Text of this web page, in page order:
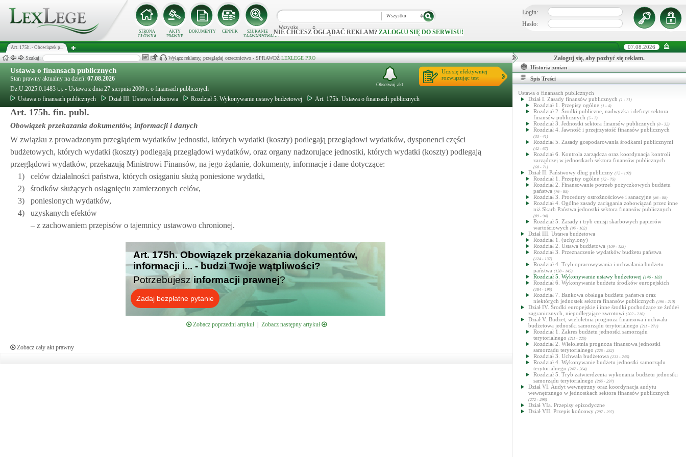
STRONA
GŁÓWNA
AKTY
PRAWNE
DOKUMENTY CENNIK
SZUKANIE
ZAAWANSOWANE
Wszystko
Wszystko
NIE CHCESZ OGLĄDAĆ REKLAM? ZALOGUJ SIĘ DO SERWISU!
Login:
Hasło:
Art. 175h. - Obowiązek p... 07.08.2026
Szukaj: Wyłącz reklamy, przeglądaj orzecznictwo - SPRAWDŹ LEXLEGE PRO
Ustawa o finansach publicznych
Stan prawny aktualny na dzień: 07.08.2026
Dz.U.2025.0.1483 t.j. - Ustawa z dnia 27 sierpnia 2009 r. o finansach publicznych
Ustawa o finansach publicznych
Dział III. Ustawa budżetowa Rozdział 5. Wykonywanie ustawy budżetowej Art. 175h. Ustawa o finansach publicznych
Ucz się efektywniej
rozwiązując test
Obserwuj akt
Art. 175h. fin. publ.
Obowiązek przekazania dokumentów, informacji i danych
W związku z prowadzonym przeglądem wydatków jednostki, których wydatki (koszty) podlegają przeglądowi wydatków, dysponenci części
budżetowych, których wydatki (koszty) podlegają przeglądowi wydatków, oraz organy nadzorujące jednostki, których wydatki (koszty) podlegają
przeglądowi wydatków, przekazują Ministrowi Finansów, na jego żądanie, dokumenty, informacje i dane dotyczące:
1)
celów działalności państwa, których osiąganiu służą poniesione wydatki,
2)
środków służących osiągnięciu zamierzonych celów,
3)
poniesionych wydatków,
4)
uzyskanych efektów
– z zachowaniem przepisów o tajemnicy ustawowo chronionej.
Art. 175h. Obowiązek przekazania dokumentów,
informacji i... - budzi Twoje wątpliwości?
Potrzebujesz informacji prawnej?
Zadaj bezpłatne pytanie
Zobacz poprzedni artykuł| Zobacz następny artykuł
Zobacz cały akt prawny
Zaloguj się, aby pozbyć się reklam.
Historia zmian
Spis Treści
Ustawa o finansach publicznych
Dział I. Zasady finansów publicznych (1 - 71)
Rozdział 1. Przepisy ogólne (1 - 4)
Rozdział 2. Środki publiczne, nadwyżka i deficyt sektora
finansów publicznych (5 - 7)
Rozdział 3. Jednostki sektora finansów publicznych (8 - 32)
Rozdział 4. Jawność i przejrzystość finansów publicznych
(33 - 41)
Rozdział 5. Zasady gospodarowania środkami publicznymi
(42 - 67)
Rozdział 6. Kontrola zarządcza oraz koordynacja kontroli
zarządczej w jednostkach sektora finansów publicznych
(68 - 71)
Dział II. Państwowy dług publiczny (72 - 102)
Rozdział 1. Przepisy ogólne (72 - 75)
Rozdział 2. Finansowanie potrzeb pożyczkowych budżetu
państwa (76 - 85)
Rozdział 3. Procedury ostrożnościowe i sanacyjne (86 - 88)
Rozdział 4. Ogólne zasady zaciągania zobowiązań przez inne
niż Skarb Państwa jednostki sektora finansów publicznych
(89 - 94)
Rozdział 5. Zasady i tryb emisji skarbowych papierów
wartościowych (95 - 102)
Dział III. Ustawa budżetowa
Rozdział 1. (uchylony)
Rozdział 2. Ustawa budżetowa (109 - 123)
Rozdział 3. Przeznaczenie wydatków budżetu państwa
(124 - 137)
Rozdział 4. Tryb opracowywania i uchwalania budżetu
państwa (138 - 145)
Rozdział 5. Wykonywanie ustawy budżetowej (146 - 183)
Rozdział 6. Wykonywanie budżetu środków europejskich
(184 - 195)
Rozdział 7. Bankowa obsługa budżetu państwa oraz
niektórych jednostek sektora finansów publicznych (196 - 210)
Dział IV. Środki europejskie i inne środki pochodzące ze źródeł
zagranicznych, niepodlegające zwrotowi (202 - 210)
Dział V. Budżet, wieloletnia prognoza finansowa i uchwała
budżetowa jednostki samorządu terytorialnego (211 - 271)
Rozdział 1. Zakres budżetu jednostki samorządu
terytorialnego (211 - 225)
Rozdział 2. Wieloletnia prognoza finansowa jednostki
samorządu terytorialnego (226 - 232)
Rozdział 3. Uchwała budżetowa (233 - 246)
Rozdział 4. Wykonywanie budżetu jednostki samorządu
terytorialnego (247 - 264)
Rozdział 5. Tryb zatwierdzenia wykonania budżetu jednostki
samorządu terytorialnego (265 - 297)
Dział VI. Audyt wewnętrzny oraz koordynacja audytu
wewnętrznego w jednostkach sektora finansów publicznych
(272 - 296)
Dział VIa. Przepisy epizodyczne
Dział VII. Przepis końcowy (297 - 297)